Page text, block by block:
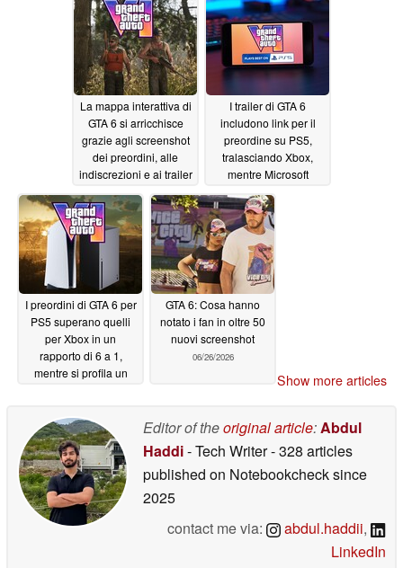
fine alla produzione
dei giochi in formato
fisico07/05/2026
preferita06/30/2026
La mappa interattiva di
GTA 6 si arricchisce
grazie agli screenshot
dei preordini, alle
indiscrezioni e ai trailer
06/29/2026
I trailer di GTA 6
includono link per il
preordine su PS5,
tralasciando Xbox,
mentre Microsoft
vendite06/29/2026
I preordini di GTA 6 per
PS5 superano quelli
per Xbox in un
rapporto di 6 a 1,
mentre si profila un
GTA 6: Cosa hanno
notato i fan in oltre 50
nuovi screenshot
06/26/2026
Show more articles
Editor of theoriginal article:Abdul
Haddi- Tech Writer- 328 articles
published on Notebookchecksince
2025
contact me via:
abdul.haddii,
LinkedIn